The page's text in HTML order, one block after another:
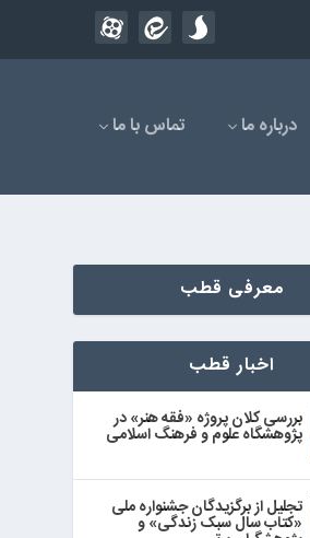
درباره ما تماس با ما
معرفی قطب
اخبار قطب
بررسی کلان پروژه «فقه هنر» در
پژوهشگاه علوم و فرهنگ اسلامی
تجلیل از برگزیدگان جشنواره ملی
«کتاب سال سبک زندگی» و